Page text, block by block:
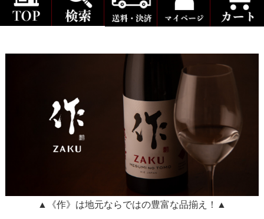
▲《作》は地元ならではの豊富な品揃え！▲